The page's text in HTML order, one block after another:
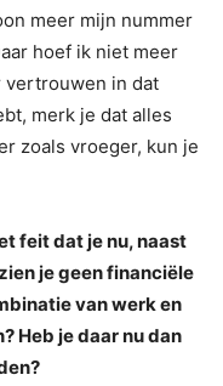
meer mijn nummer
hoef ik niet meer
vertrouwen in dat
merk je dat alles
zoals vroeger, kun je
feit dat je nu, naast
je geen financiële
van werk en
Heb je daar nu dan